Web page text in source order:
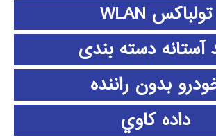
تولباکس WLAN
آستانه دسته بندی
بدون راننده
داده كاوي